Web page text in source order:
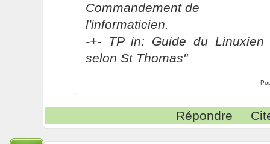
Commandement de
l'informaticien.
-+- TP in: Guide du Linuxien
selon St Thomas"
Répondre